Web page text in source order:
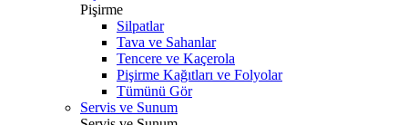
Pişirme
Silpatlar
Tava ve Sahanlar
Tencere ve Kaçerola
Pişirme Kağıtları ve Folyolar
Tümünü Gör
Servis ve Sunum